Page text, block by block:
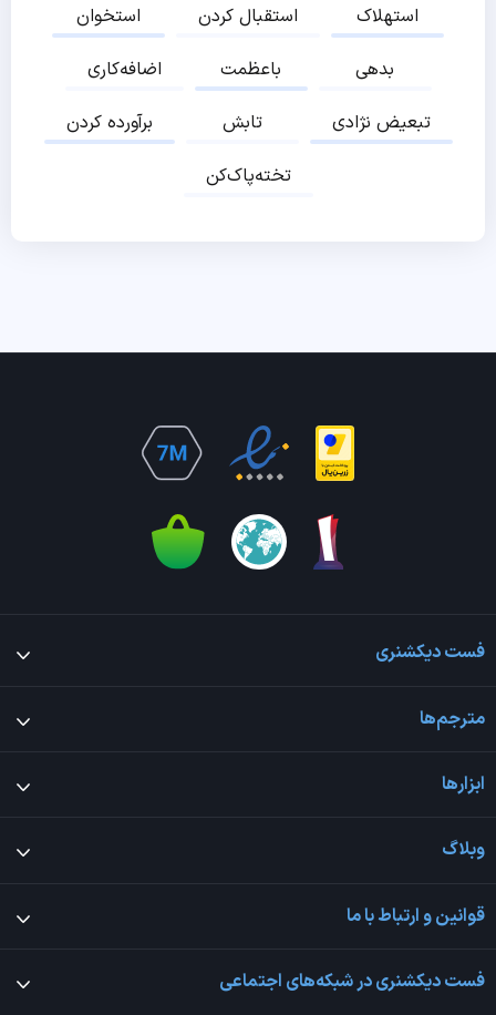
استخوان
استقبال کردن
استهلاک
اضافه‌کاری
باعظمت
بدهی
برآورده کردن
تابش
تبعیض نژادی
تخته‌پاک‌کن
فست دیکشنری
مترجم‌ها
ابزارها
وبلاگ
قوانین و ارتباط با ما
فست دیکشنری در شبکه‌های اجتماعی